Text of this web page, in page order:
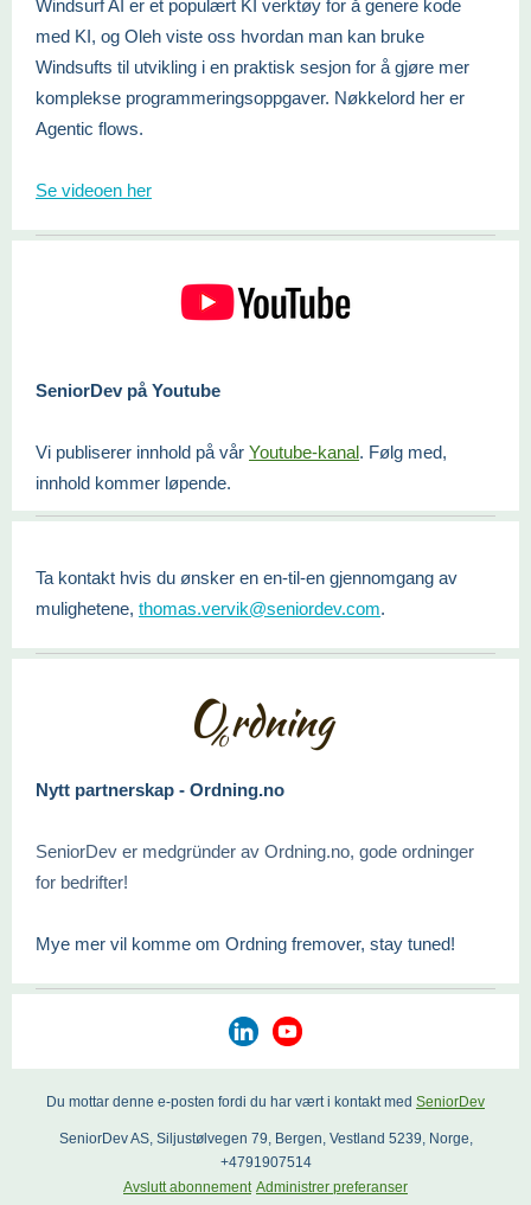
Windsurf AI er et populært KI verktøy for å genere kode
med KI, og Oleh viste oss hvordan man kan bruke
Windsufts til utvikling i en praktisk sesjon for å gjøre mer
komplekse programmeringsoppgaver. Nøkkelord her er
Agentic flows.
Se videoen her
SeniorDev på Youtube
Vi publiserer innhold på vår Youtube-kanal. Følg med,
innhold kommer løpende.
Ta kontakt hvis du ønsker en en-til-en gjennomgang av
mulighetene, thomas.vervik@seniordev.com.
Nytt partnerskap - Ordning.no
SeniorDev er medgründer av Ordning.no, gode ordninger
for bedrifter!
Mye mer vil komme om Ordning fremover, stay tuned!
Du mottar denne e-posten fordi du har vært i kontakt med SeniorDev
SeniorDev AS, Siljustølvegen 79, Bergen, Vestland 5239, Norge,
+4791907514
Avslutt abonnement Administrer preferanser